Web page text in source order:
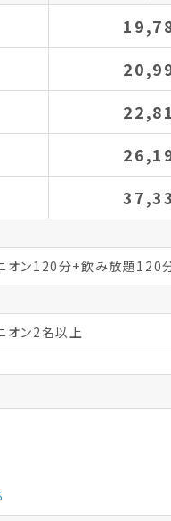
オン120分+飲み放題120
オン2名以上